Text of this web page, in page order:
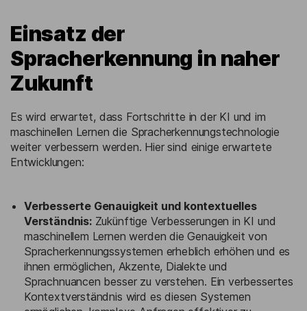
Einsatz der
Spracherkennung in naher
Zukunft
Es wird erwartet, dass Fortschritte in der KI und im
maschinellen Lernen die Spracherkennungstechnologie
weiter verbessern werden. Hier sind einige erwartete
Entwicklungen:
Verbesserte Genauigkeit und kontextuelles
Verständnis:Zukünftige Verbesserungen in KI und
maschinellem Lernen werden die Genauigkeit von
Spracherkennungssystemen erheblich erhöhen und es
ihnen ermöglichen, Akzente, Dialekte und
Sprachnuancen besser zu verstehen. Ein verbessertes
Kontextverständnis wird es diesen Systemen